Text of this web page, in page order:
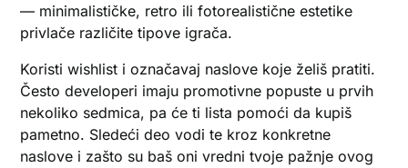
— minimalističke, retro ili fotorealistične estetike
privlače različite tipove igrača.
Koristi wishlist i označavaj naslove koje želiš pratiti.
Često developeri imaju promotivne popuste u prvih
nekoliko sedmica, pa će ti lista pomoći da kupiš
pametno. Sledeći deo vodi te kroz konkretne
naslove i zašto su baš oni vredni tvoje pažnje ovog